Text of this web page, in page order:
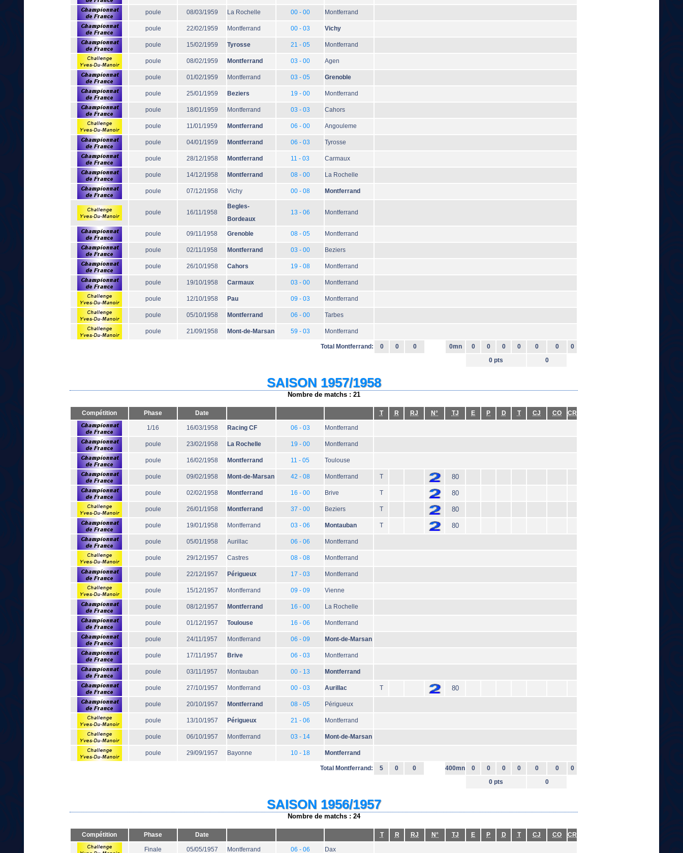
poule 08/03/1959 La Rochelle 00 - 00 Montferrand
poule 22/02/1959 Montferrand 00 - 03 Vichy
poule 15/02/1959 Tyrosse 21 - 05 Montferrand
poule 08/02/1959 Montferrand 03 - 00 Agen
poule 01/02/1959 Montferrand 03 - 05 Grenoble
poule 25/01/1959 Beziers 19 - 00 Montferrand
poule 18/01/1959 Montferrand 03 - 03 Cahors
poule 11/01/1959 Montferrand 06 - 00 Angouleme
poule 04/01/1959 Montferrand 06 - 03 Tyrosse
poule 28/12/1958 Montferrand 11 - 03 Carmaux
poule 14/12/1958 Montferrand 08 - 00 La Rochelle
poule 07/12/1958 Vichy 00 - 08 Montferrand
poule 16/11/1958
Begles-
Bordeaux
13 - 06 Montferrand
poule 09/11/1958 Grenoble 08 - 05 Montferrand
poule 02/11/1958 Montferrand 03 - 00 Beziers
poule 26/10/1958 Cahors 19 - 08 Montferrand
poule 19/10/1958 Carmaux 03 - 00 Montferrand
poule 12/10/1958 Pau 09 - 03 Montferrand
poule 05/10/1958 Montferrand 06 - 00 Tarbes
poule 21/09/1958 Mont-de-Marsan 59 - 03 Montferrand
Total Montferrand: 0 0 0 0mn 0 0 0 0 0 0
0
0 pts
0
SAISON 1957/1958
Nombre de matchs : 21
Compétition Phase Date T R RJ N° TJ E P D T CJ CO CR
1/16 16/03/1958 Racing CF 06 - 03 Montferrand
poule 23/02/1958 La Rochelle 19 - 00 Montferrand
poule 16/02/1958 Montferrand 11 - 05 Toulouse
poule 09/02/1958 Mont-de-Marsan 42 - 08 Montferrand T 80
poule 02/02/1958 Montferrand 16 - 00 Brive T 80
poule 26/01/1958 Montferrand 37 - 00 Beziers T 80
poule 19/01/1958 Montferrand 03 - 06 Montauban T 80
poule 05/01/1958 Aurillac 06 - 06 Montferrand
poule 29/12/1957 Castres 08 - 08 Montferrand
poule 22/12/1957 Périgueux 17 - 03 Montferrand
poule 15/12/1957 Montferrand 09 - 09 Vienne
poule 08/12/1957 Montferrand 16 - 00 La Rochelle
poule 01/12/1957 Toulouse 16 - 06 Montferrand
poule 24/11/1957 Montferrand 06 - 09 Mont-de-Marsan
poule 17/11/1957 Brive 06 - 03 Montferrand
poule 03/11/1957 Montauban 00 - 13 Montferrand
poule 27/10/1957 Montferrand 00 - 03 Aurillac T 80
poule 20/10/1957 Montferrand 08 - 05 Périgueux
poule 13/10/1957 Périgueux 21 - 06 Montferrand
poule 06/10/1957 Montferrand 03 - 14 Mont-de-Marsan
poule 29/09/1957 Bayonne 10 - 18 Montferrand
Total Montferrand: 5 0 0 400mn 0 0 0 0 0 0
0
0 pts
0
SAISON 1956/1957
Nombre de matchs : 24
Compétition Phase Date T R RJ N° TJ E P D T CJ CO CR
Finale 05/05/1957 Montferrand 06 - 06 Dax